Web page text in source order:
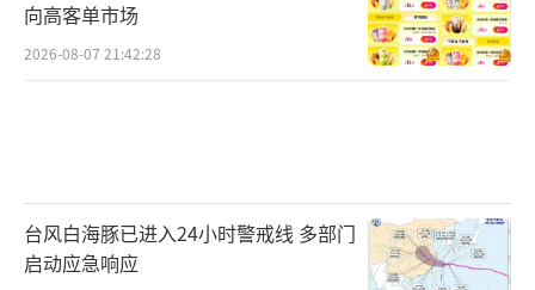
向高客单市场
2026-08-07 21:42:28
台风白海豚已进入24小时警戒线 多部门
启动应急响应